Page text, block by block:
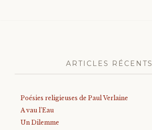
ARTICLES RÉCENTS
Poésies religieuses de Paul Verlaine
A vau l’Eau
Un Dilemme